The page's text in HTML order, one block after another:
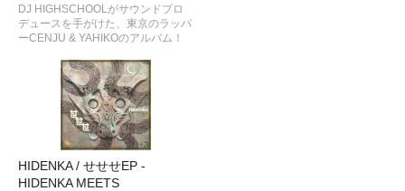
DJ HIGHSCHOOLがサウンドプロ
デュースを手がけた、東京のラッパ
ーCENJU & YAHIKOのアルバム！
HIDENKA / せせせEP -
HIDENKA MEETS